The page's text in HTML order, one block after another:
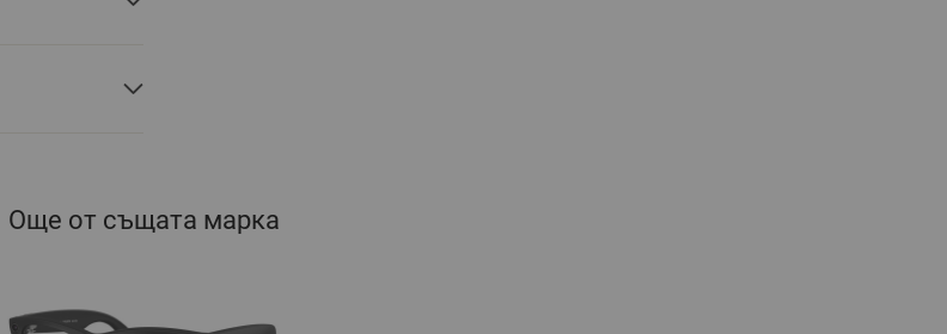
Още от същата марка